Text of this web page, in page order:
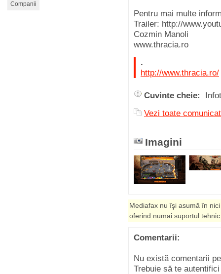
Pentru mai multe
Trailer: http://
Cozmin Manoli
www.thracia.ro
.
http://www.thracia.ro/
Cuvinte cheie:
Vezi toate
Imagini
Mediafax nu îşi asumă în
oferind numai suportul
Comentarii:
Nu există comentarii
Trebuie să te